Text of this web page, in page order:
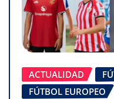
ACTUALIDAD
FÚTBOL EUROPEO